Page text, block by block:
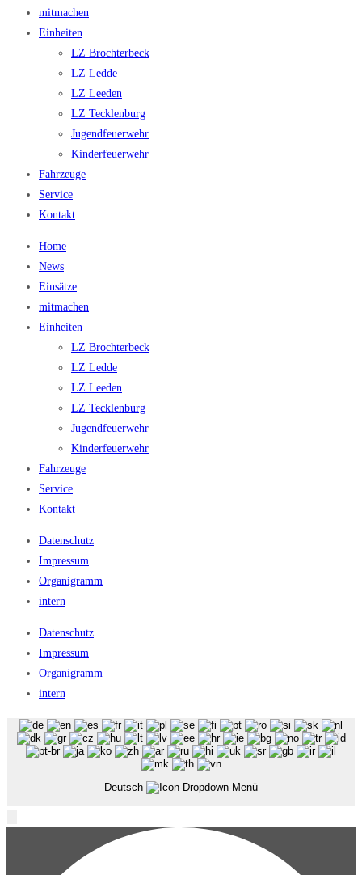
mitmachen
Einheiten
LZ Brochterbeck
LZ Ledde
LZ Leeden
LZ Tecklenburg
Jugendfeuerwehr
Kinderfeuerwehr
Fahrzeuge
Service
Kontakt
Home
News
Einsätze
mitmachen
Einheiten
LZ Brochterbeck
LZ Ledde
LZ Leeden
LZ Tecklenburg
Jugendfeuerwehr
Kinderfeuerwehr
Fahrzeuge
Service
Kontakt
Datenschutz
Impressum
Organigramm
intern
Datenschutz
Impressum
Organigramm
intern
Deutsch